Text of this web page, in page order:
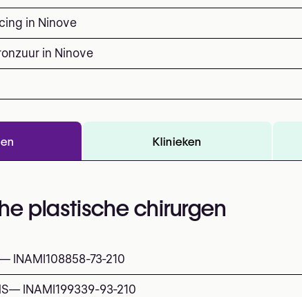
in Ninove
in Ninove
Klinieken
plastische chirurgen
— INAMI 108858-73-210
— INAMI 199339-93-210